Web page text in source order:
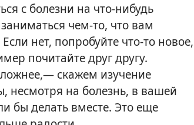
с болезни на что-нибудь
чем-то, что вам
нет, попробуйте что-то новое,
почитайте друг другу.
скажем изучение
несмотря на болезнь, в вашей
бы делать вместе. Это еще